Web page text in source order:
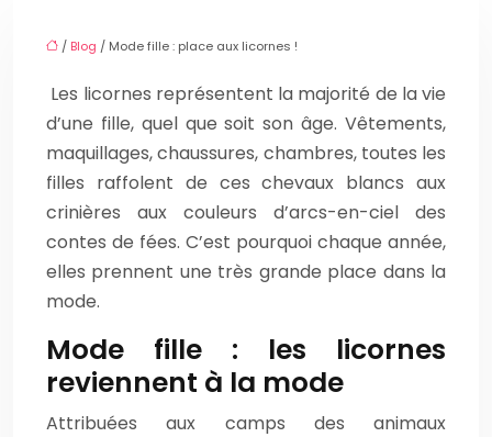
/ Blog / Mode fille : place aux licornes !
Les licornes représentent la majorité de la vie
d’une fille, quel que soit son âge. Vêtements,
maquillages, chaussures, chambres, toutes les
filles raffolent de ces chevaux blancs aux
crinières aux couleurs d’arcs-en-ciel des
contes de fées. C’est pourquoi chaque année,
elles prennent une très grande place dans la
mode.
Mode fille : les licornes
reviennent à la mode
Attribuées aux camps des animaux